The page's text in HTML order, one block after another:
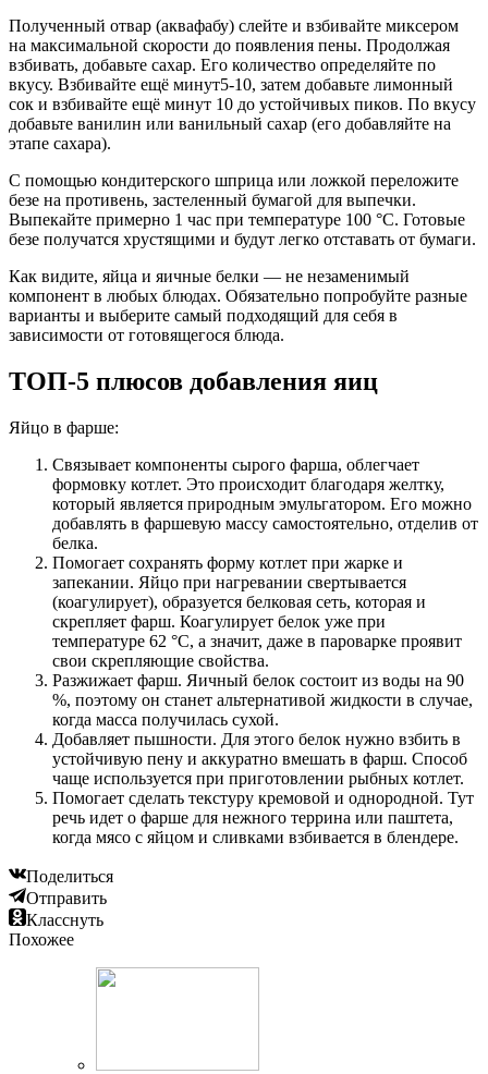
Полученный отвар (аквафабу) слейте и взбивайте миксером
на максимальной скорости до появления пены. Продолжая
взбивать, добавьте сахар. Его количество определяйте по
вкусу. Взбивайте ещё минут5-10, затем добавьте лимонный
сок и взбивайте ещё минут 10 до устойчивых пиков. По вкусу
добавьте ванилин или ванильный сахар (его добавляйте на
этапе сахара).
С помощью кондитерского шприца или ложкой переложите
безе на противень, застеленный бумагой для выпечки.
Выпекайте примерно 1 час при температуре 100 °C. Готовые
безе получатся хрустящими и будут легко отставать от бумаги.
Как видите, яйца и яичные белки — не незаменимый
компонент в любых блюдах. Обязательно попробуйте разные
варианты и выберите самый подходящий для себя в
зависимости от готовящегося блюда.
ТОП-5 плюсов добавления яиц
Яйцо в фарше:
Связывает компоненты сырого фарша, облегчает
формовку котлет. Это происходит благодаря желтку,
который является природным эмульгатором. Его можно
добавлять в фаршевую массу самостоятельно, отделив от
белка.
Помогает сохранять форму котлет при жарке и
запекании. Яйцо при нагревании свертывается
(коагулирует), образуется белковая сеть, которая и
скрепляет фарш. Коагулирует белок уже при
температуре 62 °C, а значит, даже в пароварке проявит
свои скрепляющие свойства.
Разжижает фарш. Яичный белок состоит из воды на 90
%, поэтому он станет альтернативой жидкости в случае,
когда масса получилась сухой.
Добавляет пышности. Для этого белок нужно взбить в
устойчивую пену и аккуратно вмешать в фарш. Способ
чаще используется при приготовлении рыбных котлет.
Помогает сделать текстуру кремовой и однородной. Тут
речь идет о фарше для нежного террина или паштета,
когда мясо с яйцом и сливками взбивается в блендере.
Поделиться
Отправить
Класснуть
Похожее